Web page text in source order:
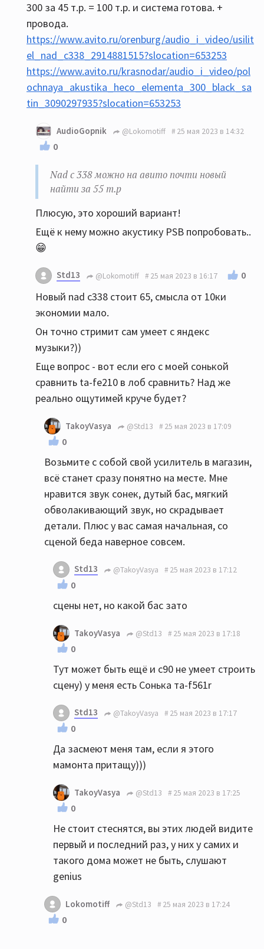
300 за 45 т.р. = 100 т.р. и система готова. +
провода.
https://www.avito.ru/orenburg/audio_i_video/usilit
el_nad_c338_2914881515?slocation=653253
https://www.avito.ru/krasnodar/audio_i_video/pol
ochnaya_akustika_heco_elementa_300_black_sa
tin_3090297935?slocation=653253
AudioGopnik @Lokomotiff 25 мая 2023 в 14:32
0
Nad c 338 можно на авито почти новый
найти за 55 т.р
Плюсую, это хороший вариант!
Ещё к нему можно акустику PSB попробовать..
😁
Std13 @Lokomotiff 25 мая 2023 в 16:17 0
Новый nad c338 стоит 65, смысла от 10ки
экономии мало.
Он точно стримит сам умеет с яндекс
музыки?))
Еще вопрос - вот если его с моей сонькой
сравнить ta-fe210 в лоб сравнить? Над же
реально ощутимей круче будет?
TakoyVasya @Std13 25 мая 2023 в 17:09
0
Возьмите с собой свой усилитель в магазин,
всё станет сразу понятно на месте. Мне
нравится звук сонек, дутый бас, мягкий
обволакивающий звук, но скрадывает
детали. Плюс у вас самая начальная, со
сценой беда наверное совсем.
Std13 @TakoyVasya 25 мая 2023 в 17:12
0
сцены нет, но какой бас зато
TakoyVasya @Std13 25 мая 2023 в 17:18
0
Тут может быть ещё и с90 не умеет строить
сцену) у меня есть Сонька та-f561r
Std13 @TakoyVasya 25 мая 2023 в 17:17
0
Да засмеют меня там, если я этого
мамонта притащу)))
TakoyVasya @Std13 25 мая 2023 в 17:25
0
Не стоит стеснятся, вы этих людей видите
первый и последний раз, у них у самих и
такого дома может не быть, слушают
genius
Lokomotiff @Std13 25 мая 2023 в 17:24
0